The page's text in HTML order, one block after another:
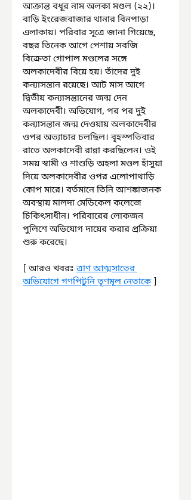
আক্রান্ত বধূর নাম অলকা মণ্ডল (২২)।
বাড়ি ইংরেজবাজার থানার বিনপাড়া
এলাকায়। পরিবার সূত্রে জানা গিয়েছে,
বছর তিনেক আগে পেশায় সবজি
বিক্রেতা গোপাল মণ্ডলের সঙ্গে
অলকাদেবীর বিয়ে হয়। তাঁদের দুই
কন্যাসন্তান রয়েছে। আট মাস আগে
দ্বিতীয় কন্যাসন্তানের জন্ম দেন
অলকাদেবী। অভিযোগ, পর পর দুই
কন্যাসন্তান জন্ম দেওয়ায় অলকাদেবীর
ওপর অত্যাচার চলছিল। বৃহস্পতিবার
রাতে অলকাদেবী রান্না করছিলেন। ওই
সময় স্বামী ও শাশুড়ি অহলা মণ্ডল হাঁসুয়া
দিয়ে অলকাদেবীর ওপর এলোপাথাড়ি
কোপ মারে। বর্তমানে তিনি আশঙ্কাজনক
অবস্থায় মালদা মেডিকেল কলেজে
চিকিৎসাধীন। পরিবারের লোকজন
পুলিশে অভিযোগ দায়ের করার প্রক্রিয়া
শুরু করেছে।
[ আরও খবরঃ ত্রাণ আত্মসাতের
অভিযোগে গণপিটুনি তৃণমূল নেতাকে ]